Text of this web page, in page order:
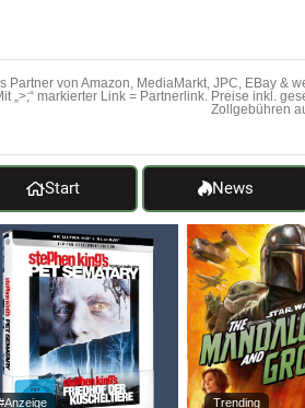
Partner von Amazon, MediaMarkt, JPC, EBay &
„>;“ markierter Link = Partnerlink. Preise inkl.
Zollgebühren
Start News
Trending